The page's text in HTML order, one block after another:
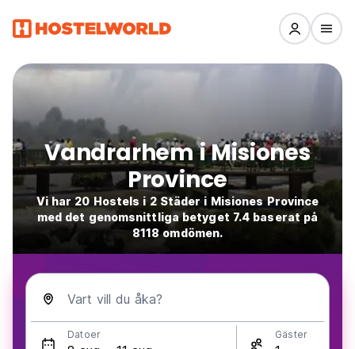
Vandrarhem i Misiones
Province
Vi har 20 Hostels i 2 Städer i Misiones Province
med det genomsnittliga betyget 7.4 baserat på
8118 omdömen.
Vart vill du åka?
Datoer Gäster